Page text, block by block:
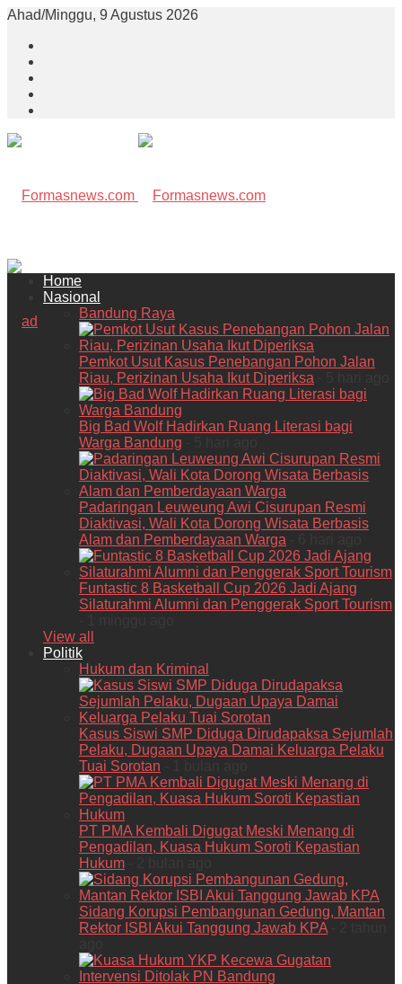
Ahad/Minggu, 9 Agustus 2026
Home
Nasional
Bandung Raya
Pemkot Usut Kasus Penebangan Pohon Jalan
Riau, Perizinan Usaha Ikut Diperiksa
Big Bad Wolf Hadirkan Ruang Literasi bagi
Warga Bandung
Padaringan Leuweung Awi Cisurupan Resmi
Diaktivasi, Wali Kota Dorong Wisata Berbasis
Alam dan Pemberdayaan Warga
Funtastic 8 Basketball Cup 2026 Jadi Ajang
Silaturahmi Alumni dan Penggerak Sport Tourism
View all
Politik
Hukum dan Kriminal
Kasus Siswi SMP Diduga Dirudapaksa Sejumlah
Pelaku, Dugaan Upaya Damai Keluarga Pelaku
Tuai Sorotan
PT PMA Kembali Digugat Meski Menang di
Pengadilan, Kuasa Hukum Soroti Kepastian
Hukum
Sidang Korupsi Pembangunan Gedung, Mantan
Rektor ISBI Akui Tanggung Jawab KPA